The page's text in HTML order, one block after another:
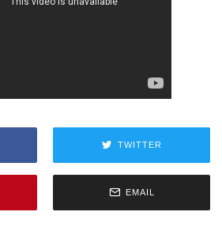
TWITTER
EMAIL